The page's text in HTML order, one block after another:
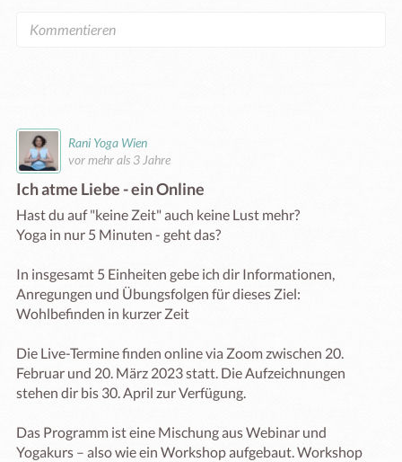
Rani Yoga Wien
vor mehr als 3 Jahre
Ich atme Liebe - ein Online
Hast du auf "keine Zeit" auch keine Lust mehr?
Yoga in nur 5 Minuten - geht das?
In insgesamt 5 Einheiten gebe ich dir Informationen,
Anregungen und Übungsfolgen für dieses Ziel:
Wohlbefinden in kurzer Zeit
Die Live-Termine finden online via Zoom zwischen 20.
Februar und 20. März 2023 statt. Die Aufzeichnungen
stehen dir bis 30. April zur Verfügung.
Das Programm ist eine Mischung aus Webinar und
Yogakurs – also wie ein Workshop aufgebaut. Workshop